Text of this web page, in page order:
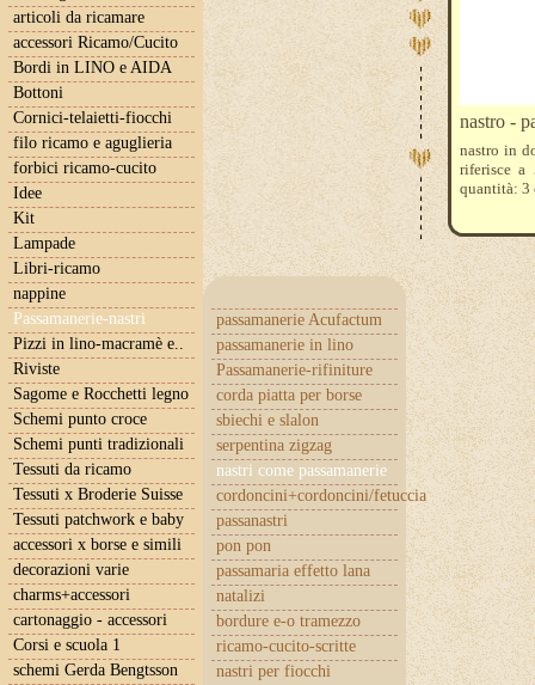
articoli da ricamare
accessori Ricamo/Cucito
Bordi in LINO e AIDA
Bottoni
Cornici-telaietti-fiocchi
filo ricamo e aguglieria
forbici ricamo-cucito
Idee
Kit
Lampade
Libri-ricamo
nappine
Passamanerie-nastri
passamanerie Acufactum
passamanerie in lino
Passamanerie-rifiniture
corda piatta per borse
sbiechi e slalon
serpentina zigzag
nastri come passamanerie
cordoncini+cordoncini/fetuccia
passanastri
pon pon
passamaria effetto lana
natalizi
bordure e-o tramezzo
ricamo-cucito-scritte
nastri per fiocchi
Pizzi in lino-macramè e..
Riviste
Sagome e Rocchetti legno
Schemi punto croce
Schemi punti tradizionali
Tessuti da ricamo
Tessuti x Broderie Suisse
Tessuti patchwork e baby
accessori x borse e simili
decorazioni varie
charms+accessori
cartonaggio - accessori
Corsi e scuola 1
schemi Gerda Bengtsson
nastro -
nastro in
riferisce
quantità: 3